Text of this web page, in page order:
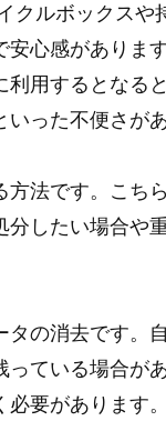
クルボックスや
心感がありま
利用するとなる
った不便さがあ
方法です。こち
したい場合や
の消去です。
ている場合が
要があります。